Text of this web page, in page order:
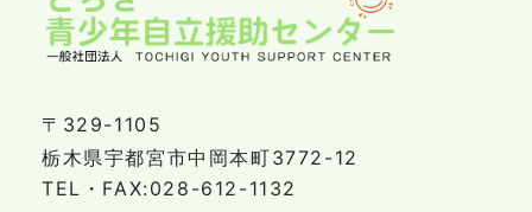
〒329-1105
栃木県宇都宮市中岡本町3772-12
TEL・FAX:028-612-1132